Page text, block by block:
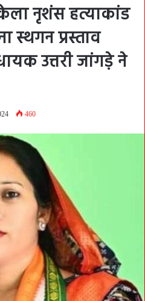
नृशंस हत्याकांड
स्थगन प्रस्ताव
उत्तरी जांगड़े ने
460